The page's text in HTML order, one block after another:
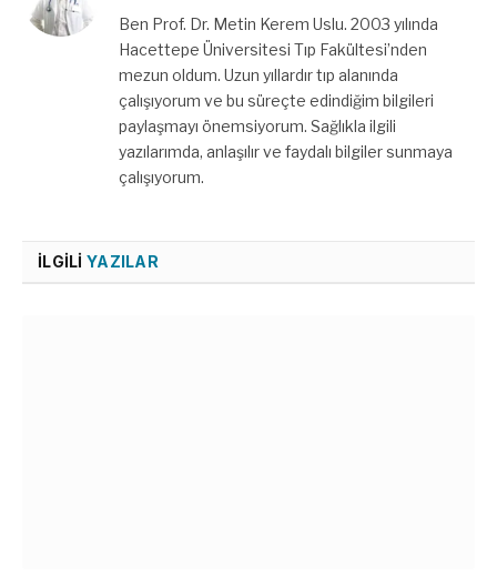
Ben Prof. Dr. Metin Kerem Uslu. 2003 yılında
Hacettepe Üniversitesi Tıp Fakültesi’nden
mezun oldum. Uzun yıllardır tıp alanında
çalışıyorum ve bu süreçte edindiğim bilgileri
paylaşmayı önemsiyorum. Sağlıkla ilgili
yazılarımda, anlaşılır ve faydalı bilgiler sunmaya
çalışıyorum.
İLGILI YAZILAR